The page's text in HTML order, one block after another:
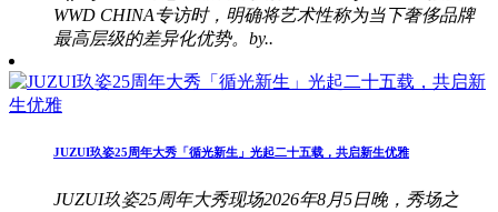
WWD CHINA专访时，明确将艺术性称为当下奢侈品牌
最高层级的差异化优势。by..
JUZUI玖姿25周年大秀「循光新生」光起二十五载，共启新生优雅
JUZUI玖姿25周年大秀现场2026年8月5日晚，秀场之